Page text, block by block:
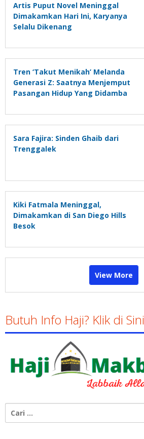
Artis Puput Novel Meninggal
Dimakamkan Hari Ini, Karyanya
Selalu Dikenang
Tren ‘Takut Menikah’ Melanda
Generasi Z: Saatnya Menjemput
Pasangan Hidup Yang Didamba
Sara Fajira: Sinden Ghaib dari
Trenggalek
Kiki Fatmala Meninggal,
Dimakamkan di San Diego Hills
Besok
View More
Butuh Info Haji? Klik di Sini
untuk: